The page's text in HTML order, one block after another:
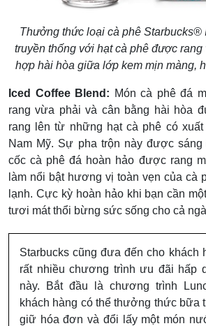
Thưởng thức loại cà phê Starbucks®
truyền thống với hạt cà phê được
hợp hài hòa giữa lớp kem mịn màng,
Iced Coffee Blend: Món cà phê đá
rang vừa phải và cân bằng hài hòa
rang lên từ những hạt cà phê có
Nam Mỹ. Sự pha trộn này được
cốc cà phê đá hoàn hảo được rang
làm nổi bật hương vị toàn vẹn của cà
lạnh. Cực kỳ hoàn hảo khi bạn cần
tươi mát thổi bừng sức sống cho cả
Starbucks cũng đưa đến cho khách
rất nhiều chương trình ưu đãi hấp
này. Bắt đầu là chương trình
khách hàng có thể thưởng thức bữa
giữ hóa đơn và đổi lấy một món